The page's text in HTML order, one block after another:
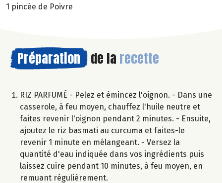
1 pincée de Poivre
Préparation de la recette
RIZ PARFUMÉ - Pelez et émincez l'oignon. - Dans une
casserole, à feu moyen, chauffez l'huile neutre et
faites revenir l'oignon pendant 2 minutes. - Ensuite,
ajoutez le riz basmati au curcuma et faites-le
revenir 1 minute en mélangeant. - Versez la
quantité d'eau indiquée dans vos ingrédients puis
laissez cuire pendant 10 minutes, à feu moyen, en
remuant régulièrement.